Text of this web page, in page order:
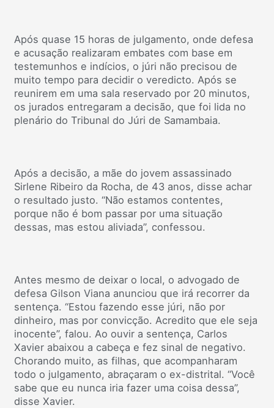
Após quase 15 horas de julgamento, onde defesa
e acusação realizaram embates com base em
testemunhos e indícios, o júri não precisou de
muito tempo para decidir o veredicto. Após se
reunirem em uma sala reservado por 20 minutos,
os jurados entregaram a decisão, que foi lida no
plenário do Tribunal do Júri de Samambaia.
Após a decisão, a mãe do jovem assassinado
Sirlene Ribeiro da Rocha, de 43 anos, disse achar
o resultado justo. “Não estamos contentes,
porque não é bom passar por uma situação
dessas, mas estou aliviada”, confessou.
Antes mesmo de deixar o local, o advogado de
defesa Gilson Viana anunciou que irá recorrer da
sentença. “Estou fazendo esse júri, não por
dinheiro, mas por convicção. Acredito que ele seja
inocente”, falou. Ao ouvir a sentença, Carlos
Xavier abaixou a cabeça e fez sinal de negativo.
Chorando muito, as filhas, que acompanharam
todo o julgamento, abraçaram o ex-distrital. “Você
sabe que eu nunca iria fazer uma coisa dessa”,
disse Xavier.